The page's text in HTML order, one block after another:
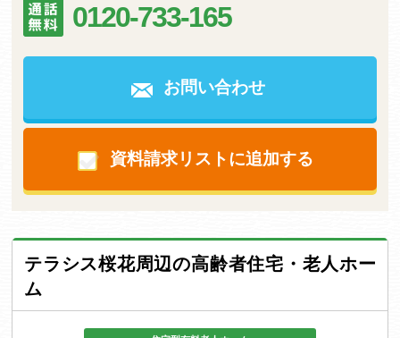
0120-733-165
お問い合わせ
資料請求リストに追加する
テラシス桜花周辺の高齢者住宅・老人ホー
ム